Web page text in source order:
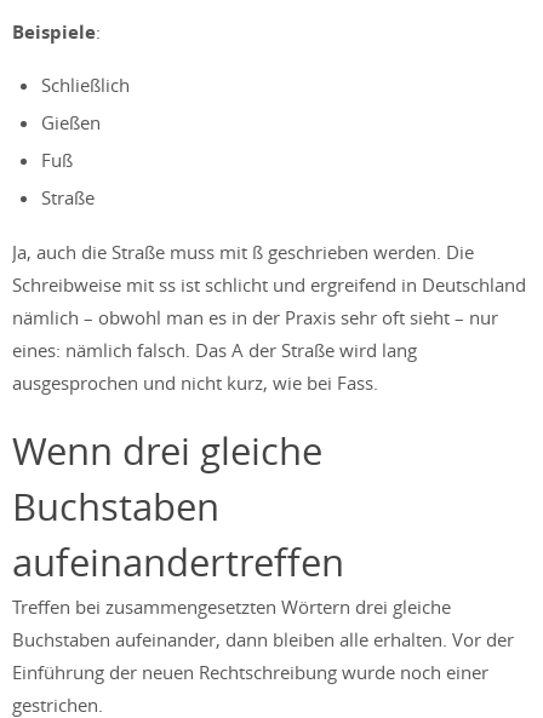
Beispiele:
Schließlich
Gießen
Fuß
Straße
Ja, auch die Straße muss mit ß geschrieben werden. Die
Schreibweise mit ss ist schlicht und ergreifend in Deutschland
nämlich – obwohl man es in der Praxis sehr oft sieht – nur
eines: nämlich falsch. Das A der Straße wird lang
ausgesprochen und nicht kurz, wie bei Fass.
Wenn drei gleiche
Buchstaben
aufeinandertreffen
Treffen bei zusammengesetzten Wörtern drei gleiche
Buchstaben aufeinander, dann bleiben alle erhalten. Vor der
Einführung der neuen Rechtschreibung wurde noch einer
gestrichen.